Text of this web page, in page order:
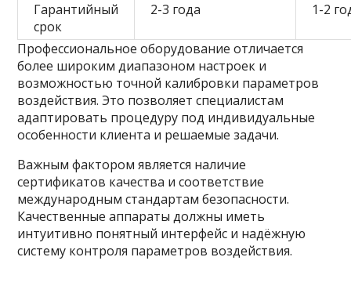
Гарантийный
срок
2-3 года 1-2
Профессиональное оборудование отличается
более широким диапазоном настроек и
возможностью точной калибровки параметров
воздействия. Это позволяет специалистам
адаптировать процедуру под индивидуальные
особенности клиента и решаемые задачи.
Важным фактором является наличие
сертификатов качества и соответствие
международным стандартам безопасности.
Качественные аппараты должны иметь
интуитивно понятный интерфейс и надёжную
систему контроля параметров воздействия.